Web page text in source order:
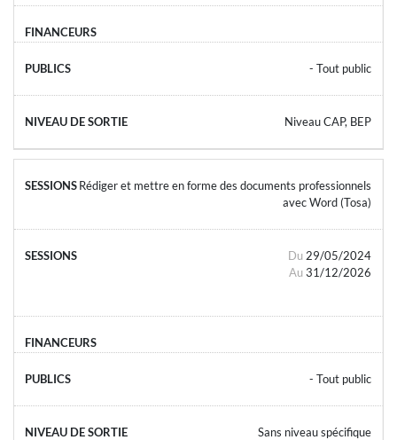
- Tout public
Niveau CAP, BEP
Rédiger et mettre en forme des documents professionnels
avec Word (Tosa)
Du 29/05/2024
Au 31/12/2026
- Tout public
Sans niveau spécifique